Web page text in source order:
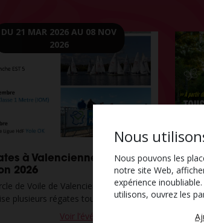
DU 21 MAR 2026 AU 08 NOV
2026
à Valenciennes –
2026
de Voile de Valenciennes
plusieurs régates tout…
Voir l’événement
A
Nous
Nous pouvons les
notre site Web,
expérience
utilisons, ouvrez les